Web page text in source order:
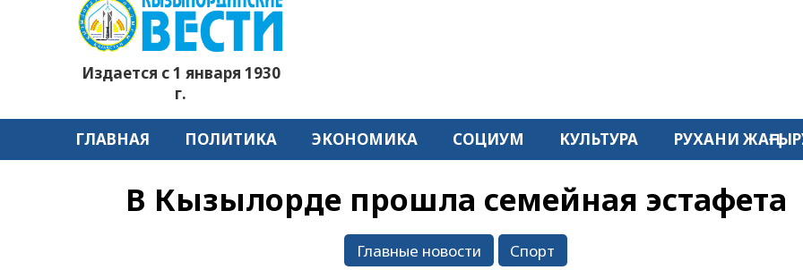
Издается с 1 января 1930
г.
ГЛАВНАЯ ПОЛИТИКА ЭКОНОМИКА СОЦИУМ КУЛЬТУРА РУХАНИ
В Кызылорде прошла семейная эстафета
Главные новости
Спорт